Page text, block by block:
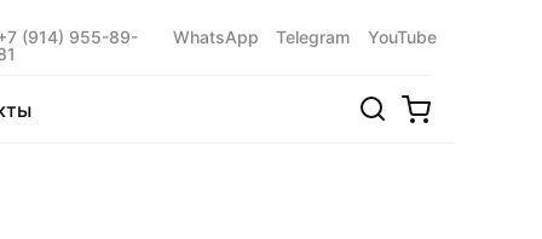
(914) 955-89-
WhatsApp Telegram YouTube